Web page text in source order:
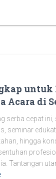
untuk
Acara di
serba cepat
seminar
hingga
Tantangan